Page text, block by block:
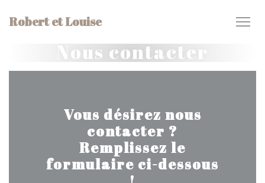
Robert et Louise
Nous contacter
Vous désirez nous
contacter ?
Remplissez le
formulaire ci-dessous